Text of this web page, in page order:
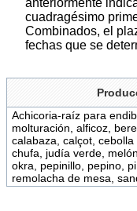
anteriormente
cuadragésimo
Combinados, el
fechas que se
Achicoria-raíz para
molturación, alficoz,
calabaza, calçot, cebolla
chufa, judía verde,
okra, pepinillo, pepino,
remolacha de mesa,